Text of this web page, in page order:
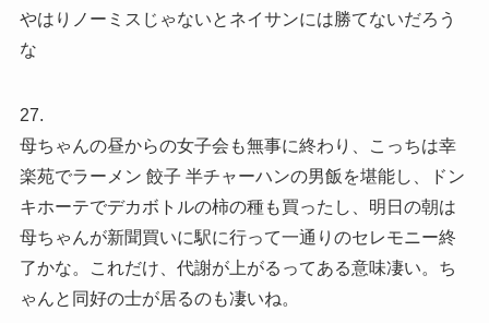
やはりノーミスじゃないとネイサンには勝てないだろう
な
27.
母ちゃんの昼からの女子会も無事に終わり、こっちは幸
楽苑でラーメン 餃子 半チャーハンの男飯を堪能し、ドン
キホーテでデカボトルの柿の種も買ったし、明日の朝は
母ちゃんが新聞買いに駅に行って一通りのセレモニー終
了かな。これだけ、代謝が上がるってある意味凄い。ち
ゃんと同好の士が居るのも凄いね。